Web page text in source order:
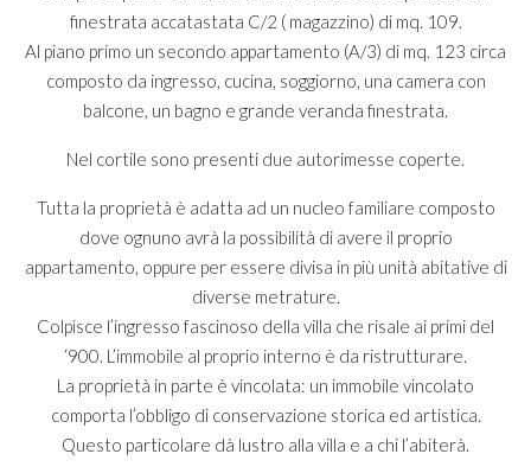
finestrata accatastata C/2 ( magazzino) di mq. 109.
Al piano primo un secondo appartamento (A/3) di mq. 123 circa
composto da ingresso, cucina, soggiorno, una camera con
balcone, un bagno e grande veranda finestrata.
Nel cortile sono presenti due autorimesse coperte.
Tutta la proprietà è adatta ad un nucleo familiare composto
dove ognuno avrà la possibilità di avere il proprio
appartamento, oppure per essere divisa in più unità abitative di
diverse metrature.
Colpisce l’ingresso fascinoso della villa che risale ai primi del
‘900. L’immobile al proprio interno è da ristrutturare.
La proprietà in parte è vincolata: un immobile vincolato
comporta l’obbligo di conservazione storica ed artistica.
Questo particolare dà lustro alla villa e a chi l’abiterà.